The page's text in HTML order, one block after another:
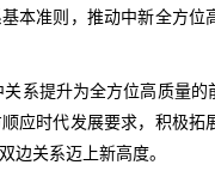
本准则，推动中新全方
系提升为全方位高质量
应时代发展要求，积极拓
边关系迈上新高度。